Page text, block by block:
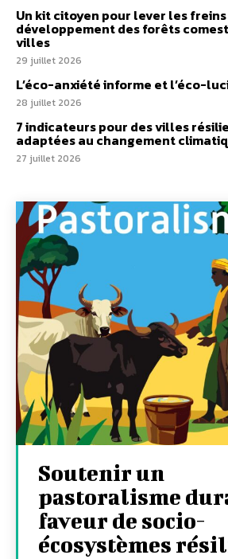
Un kit citoyen pour lever les
développement des forêts
villes
29 juillet 2026
L’éco-anxiété informe et l’éco-
28 juillet 2026
7 indicateurs pour des villes
adaptées au changement
27 juillet 2026
Soutenir un
pastoralisme
faveur de socio-
écosystèmes